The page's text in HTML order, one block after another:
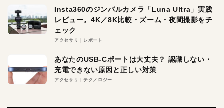
Insta360のジンバルカメラ「Luna Ultra」実践
レビュー。4K／8K比較・ズーム・夜間撮影をチ
ェック
アクセサリ レポート
あなたのUSB-Cポートは大丈夫？ 認識しない・
充電できない原因と正しい対策
アクセサリ テクノロジー